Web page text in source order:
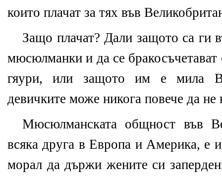
които плачат за тях във
Защо плачат? Дали защото са ги
мюсюлманки и да се бракосъчетават
гяури, или защото им е мила
девичките може никога повече да не
Мюсюлманската общност във
всяка друга в Европа и Америка, е
морал да държи жените си